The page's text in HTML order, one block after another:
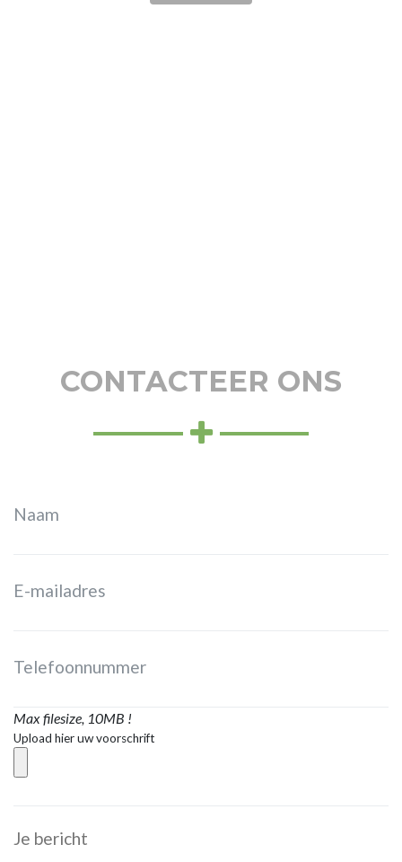
CONTACTEER ONS
Max filesize, 10MB !
Upload hier uw voorschrift